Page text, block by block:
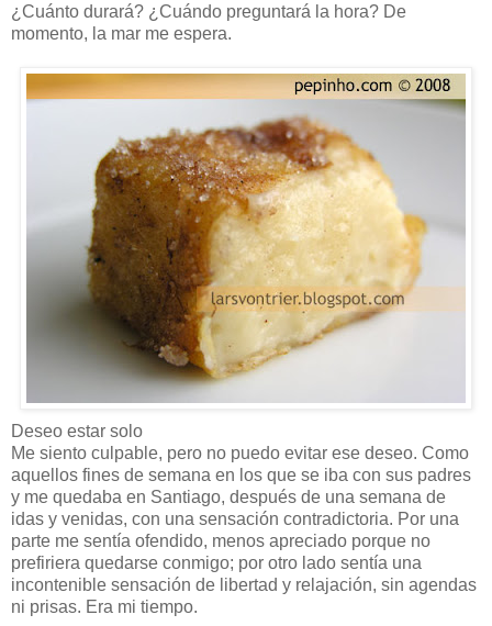
¿Cuánto durará? ¿Cuándo preguntará la hora? De
momento, la mar me espera.
Deseo estar solo
Me siento culpable, pero no puedo evitar ese deseo. Como
aquellos fines de semana en los que se iba con sus padres
y me quedaba en Santiago, después de una semana de
idas y venidas, con una sensación contradictoria. Por una
parte me sentía ofendido, menos apreciado porque no
prefiriera quedarse conmigo; por otro lado sentía una
incontenible sensación de libertad y relajación, sin agendas
ni prisas. Era mi tiempo.